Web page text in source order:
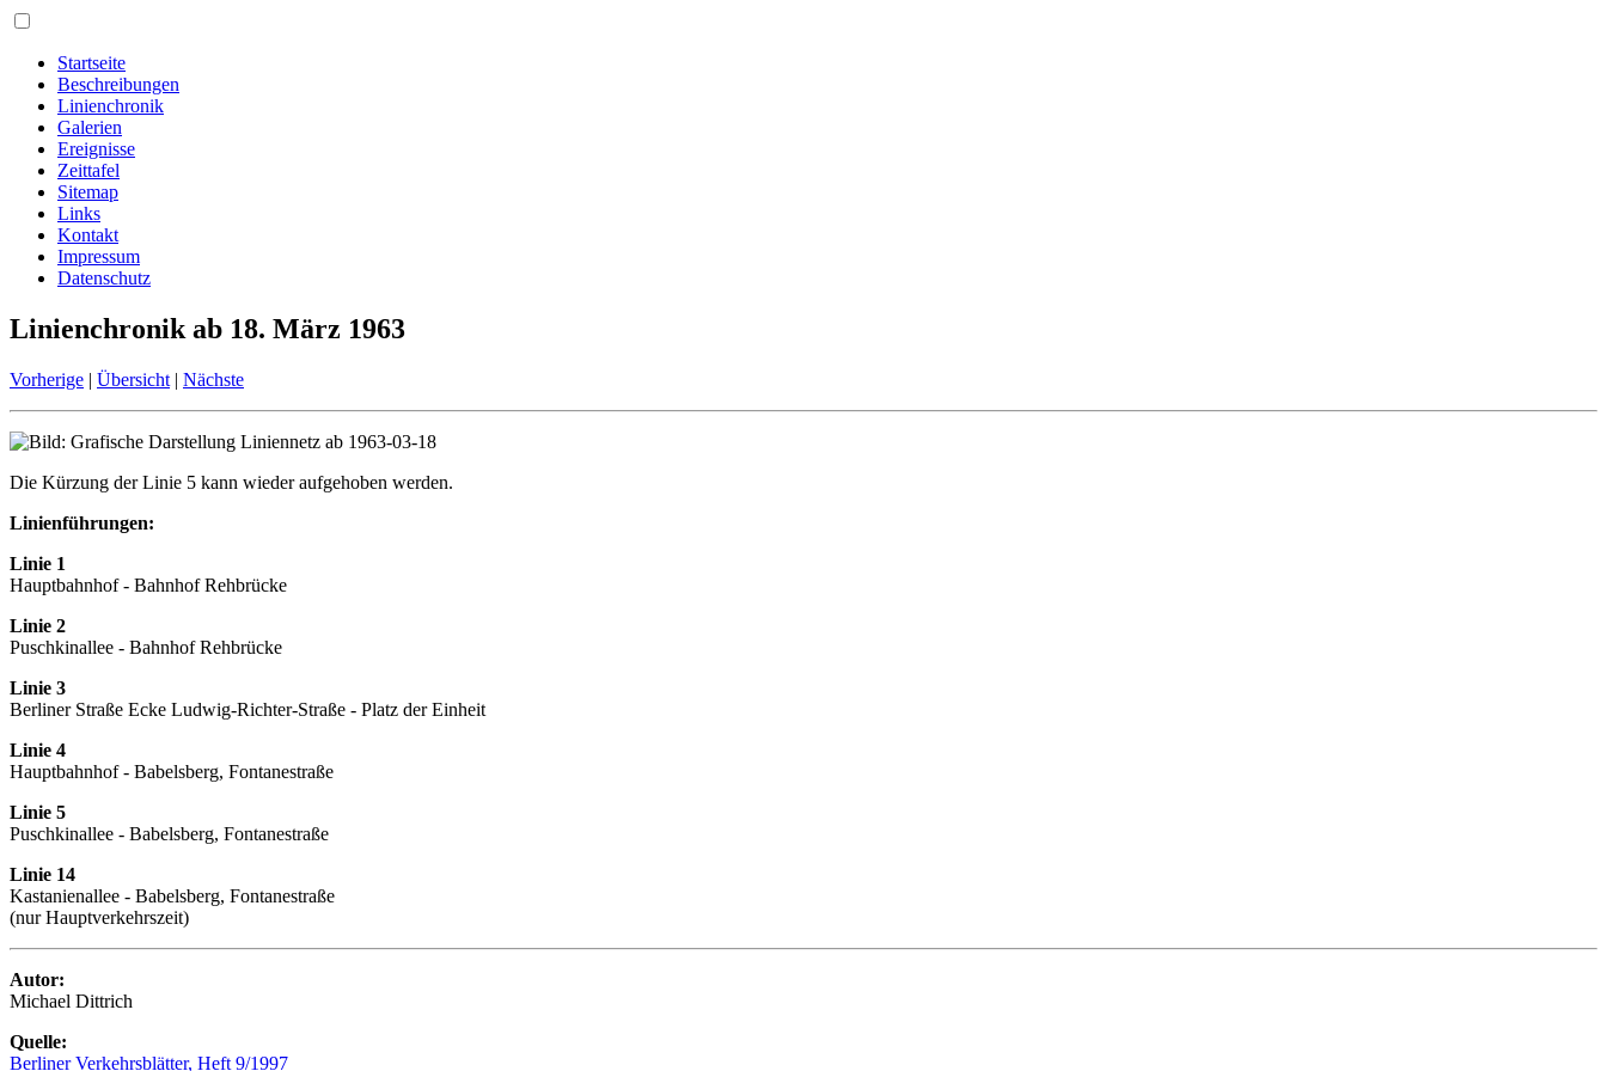
Startseite
Beschreibungen
Linienchronik
Galerien
Ereignisse
Zeittafel
Sitemap
Links
Kontakt
Impressum
Datenschutz
Linienchronik ab 18. März 1963
Vorherige | Übersicht | Nächste
Die Kürzung der Linie 5 kann wieder aufgehoben werden.
Linienführungen:
Linie 1
Hauptbahnhof - Bahnhof Rehbrücke
Linie 2
Puschkinallee - Bahnhof Rehbrücke
Linie 3
Berliner Straße Ecke Ludwig-Richter-Straße - Platz der Einheit
Linie 4
Hauptbahnhof - Babelsberg, Fontanestraße
Linie 5
Puschkinallee - Babelsberg, Fontanestraße
Linie 14
Kastanienallee - Babelsberg, Fontanestraße
(nur Hauptverkehrszeit)
Autor:
Michael Dittrich
Quelle:
Berliner Verkehrsblätter, Heft 9/1997